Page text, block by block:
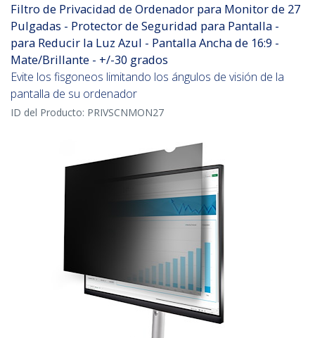
Filtro de Privacidad de Ordenador para Monitor de 27
Pulgadas - Protector de Seguridad para Pantalla -
para Reducir la Luz Azul - Pantalla Ancha de 16:9 -
Mate/Brillante - +/-30 grados
Evite los fisgoneos limitando los ángulos de visión de la
pantalla de su ordenador
ID del Producto: PRIVSCNMON27